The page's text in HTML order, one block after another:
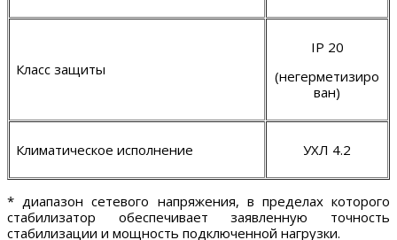
Класс защиты
IP 20
(негерметизиро
ван)
Климатическое исполнение УХЛ 4.2
* диапазон сетевого напряжения, в пределах которого
стабилизатор обеспечивает заявленную точность
стабилизации и мощность подключенной нагрузки.